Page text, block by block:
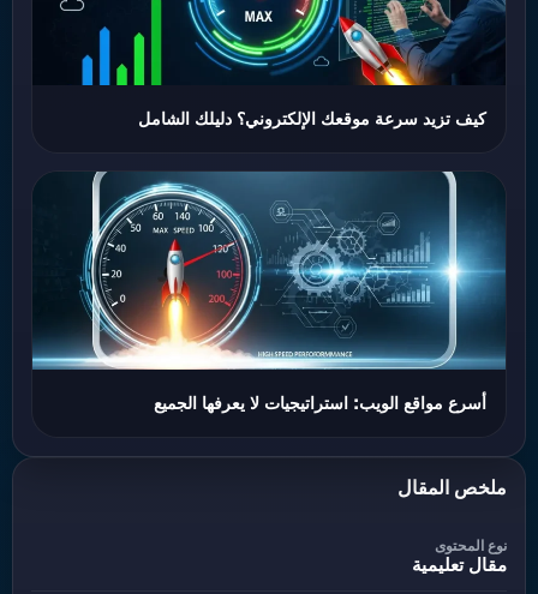
كيف تزيد سرعة موقعك الإلكتروني؟ دليلك الشامل
أسرع مواقع الويب: استراتيجيات لا يعرفها الجميع
ملخص المقال
نوع المحتوى
مقال تعليمية